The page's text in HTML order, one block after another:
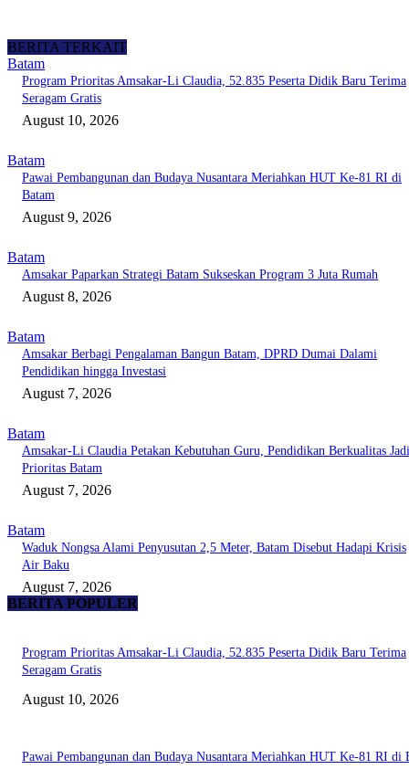
BERITA TERKAIT
Batam
Program Prioritas Amsakar-Li Claudia, 52.835 Peserta Didik Baru Terima
Seragam Gratis
August 10, 2026
Batam
Pawai Pembangunan dan Budaya Nusantara Meriahkan HUT Ke-81 RI di
Batam
August 9, 2026
Batam
Amsakar Paparkan Strategi Batam Sukseskan Program 3 Juta Rumah
August 8, 2026
Batam
Amsakar Berbagi Pengalaman Bangun Batam, DPRD Dumai Dalami
Pendidikan hingga Investasi
August 7, 2026
Batam
Amsakar-Li Claudia Petakan Kebutuhan Guru, Pendidikan Berkualitas Jadi
Prioritas Batam
August 7, 2026
Batam
Waduk Nongsa Alami Penyusutan 2,5 Meter, Batam Disebut Hadapi Krisis
Air Baku
August 7, 2026
BERITA POPULER
Program Prioritas Amsakar-Li Claudia, 52.835 Peserta Didik Baru Terima
Seragam Gratis
August 10, 2026
Pawai Pembangunan dan Budaya Nusantara Meriahkan HUT Ke-81 RI di